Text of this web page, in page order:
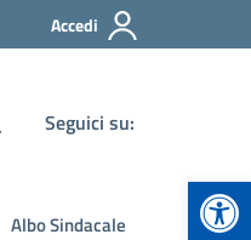
Accedi
Seguici su:
Albo Sindacale